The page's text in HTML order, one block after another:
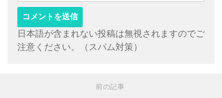
日本語が含まれない投稿は無視されますのでご
注意ください。（スパム対策）
前の記事